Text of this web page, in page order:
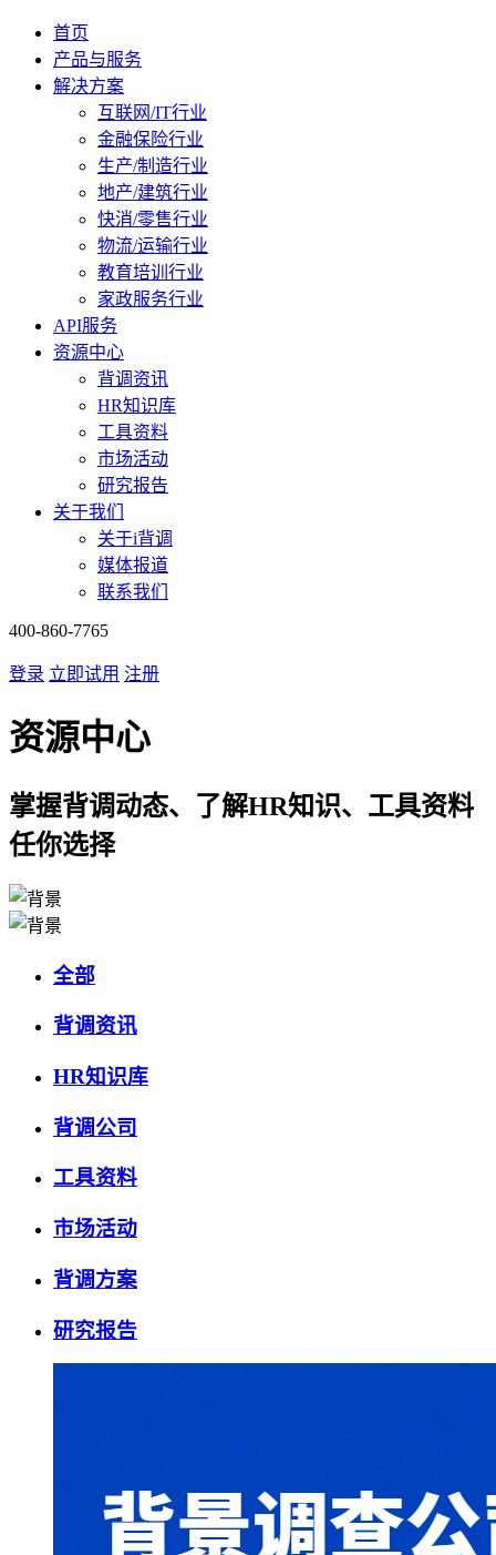
首页
产品与服务
解决方案
互联网/IT行业
金融保险行业
生产/制造行业
地产/建筑行业
快消/零售行业
物流/运输行业
教育培训行业
家政服务行业
API服务
资源中心
背调资讯
HR知识库
工具资料
市场活动
研究报告
关于我们
关于i背调
媒体报道
联系我们
400-860-7765
登录 立即试用 注册
资源中心
掌握背调动态、了解HR知识、工具资料
任你选择
全部
背调资讯
HR知识库
背调公司
工具资料
市场活动
背调方案
研究报告